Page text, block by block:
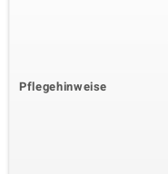
Pflegehinweise